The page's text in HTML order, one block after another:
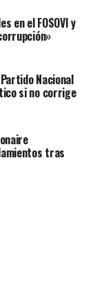
en el FOSOVI y
Nacional
si no corrige
tras